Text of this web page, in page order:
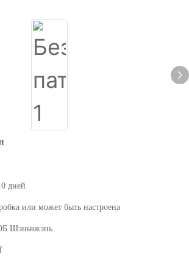
дней
или может быть настроена
Шэньчжэнь